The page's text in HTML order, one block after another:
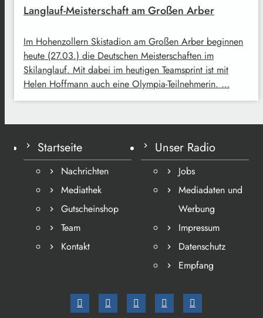
Langlauf-Meisterschaft am Großen Arber
Im Hohenzollern Skistadion am Großen Arber beginnen
heute (27.03.) die Deutschen Meisterschaften im
Skilanglauf. Mit dabei im heutigen Teamsprint ist mit
Helen Hoffmann auch eine Olympia-Teilnehmerin. …
Startseite
Nachrichten
Mediathek
Gutscheinshop
Team
Kontakt
Unser Radio
Jobs
Mediadaten und
Werbung
Impressum
Datenschutz
Empfang